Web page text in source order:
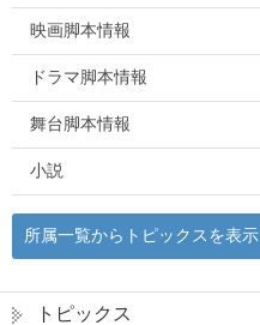
映画脚本情報
ドラマ脚本情報
舞台脚本情報
小説
所属一覧からトピックスを表示
トピックス